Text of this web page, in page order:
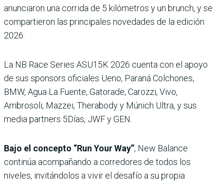
anunciaron una corrida de 5 kilómetros y un brunch, y se
compartieron las principales novedades de la edición
2026.
La NB Race Series ASU15K 2026 cuenta con el apoyo
de sus sponsors oficiales Ueno, Paraná Colchones,
BMW, Agua La Fuente, Gatorade, Carozzi, Vivo,
Ambrosoli, Mazzei, Therabody y Múnich Ultra, y sus
media partners 5Días, JWF y GEN.
Bajo el concepto “Run Your Way”, New Balance
continúa acompañando a corredores de todos los
niveles, invitándolos a vivir el desafío a su propia